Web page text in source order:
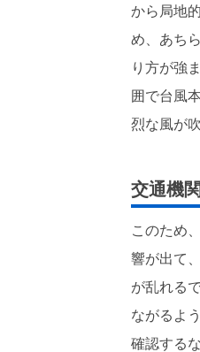
から局地
め、あち
り方が強
囲で台風
烈な風が
交通機
このため
響が出て
が乱れる
ながるよ
確認する